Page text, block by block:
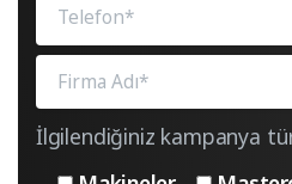
İlgilendiğiniz kampanya